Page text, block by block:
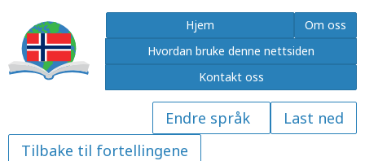
Hjem
Om oss
Hvordan bruke denne nettsiden
Kontakt oss
Last ned
Tilbake til fortellingene